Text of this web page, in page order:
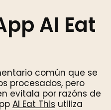
AI Eat
común que se
procesados, pero
evitala por razóns de
AI Eat This utiliza